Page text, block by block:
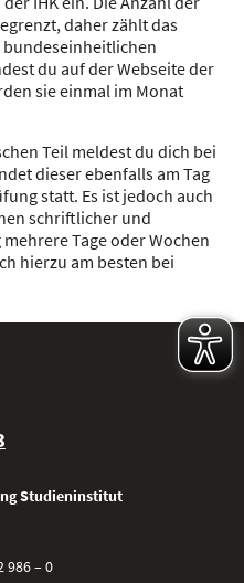
daher zählt das
bundeseinheitlichen
du auf der Webseite der
sie einmal im Monat
Teil meldest du dich bei
dieser ebenfalls am Tag
statt. Es ist jedoch auch
schriftlicher und
Tage oder Wochen
hierzu am besten bei
Studieninstitut
986 – 0